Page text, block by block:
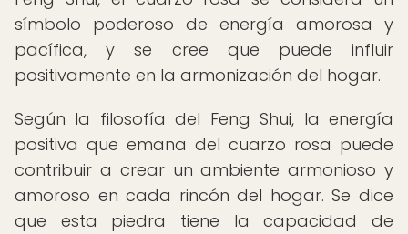
símbolo poderoso de energía amorosa y
pacífica, y se cree que puede influir
positivamente en la armonización del hogar.
Según la filosofía del Feng Shui, la energía
positiva que emana del cuarzo rosa puede
contribuir a crear un ambiente armonioso y
amoroso en cada rincón del hogar. Se dice
que esta piedra tiene la capacidad de